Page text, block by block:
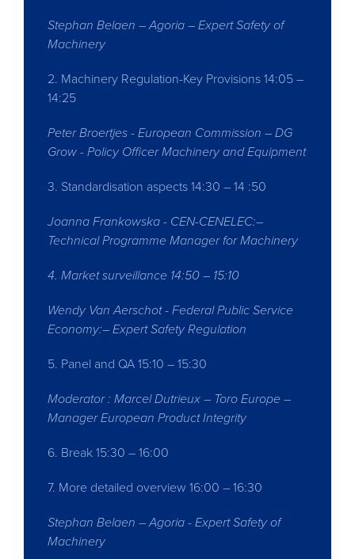
Stephan Belaen – Agoria – Expert Safety of
Machinery
2. Machinery Regulation-Key Provisions 14:05 –
14:25
Peter Broertjes - European Commission – DG
Grow - Policy Officer Machinery and Equipment
3. Standardisation aspects 14:30 – 14 :50
Joanna Frankowska - CEN-CENELEC:–
Technical Programme Manager for Machinery
4. Market surveillance 14:50 – 15:10
Wendy Van Aerschot - Federal Public Service
Economy:– Expert Safety Regulation
5. Panel and QA 15:10 – 15:30
Moderator : Marcel Dutrieux – Toro Europe –
Manager European Product Integrity
6. Break 15:30 – 16:00
7. More detailed overview 16:00 – 16:30
Stephan Belaen – Agoria - Expert Safety of
Machinery